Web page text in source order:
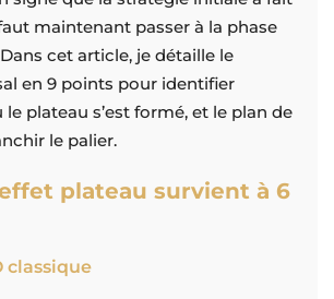
maintenant passer à la phase
cet article, je détaille le
en 9 points pour identifier
plateau s’est formé, et le plan de
le palier.
plateau survient à 6
classique